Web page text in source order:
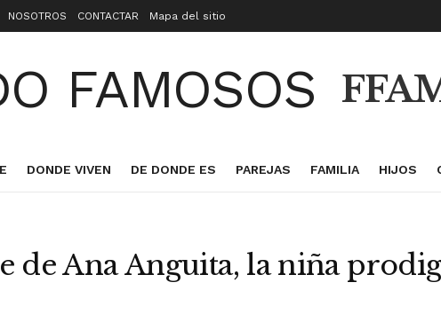
NOSOTROS CONTACTAR Mapa del sitio
DONDE VIVEN DE DONDE ES PAREJAS FAMILIA HIJOS
de Ana Anguita, la niña